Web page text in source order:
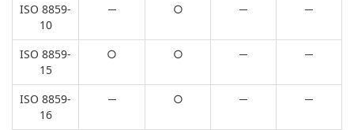
ISO 8859-
10
─ ○ ─ ─
ISO 8859-
15
○ ○ ─ ─
ISO 8859-
16
─ ○ ─ ─